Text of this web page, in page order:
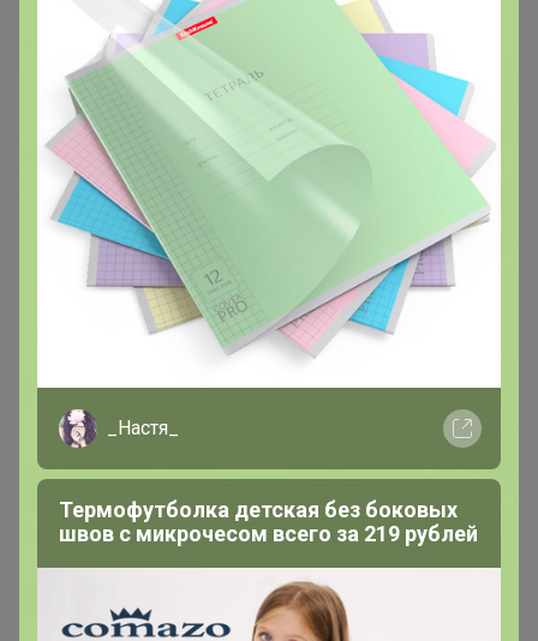
Цена:246 р.349 р.
- Покупали сотрудниками офиса в подарок
начальнику. Не раскрывали, пишет ли ручка не
проверяли. В целом выглядит красиво. Подарком
довольны)
_Настя_
Термофутболка детская без боковых
швов с микрочесом всего за 219 рублей